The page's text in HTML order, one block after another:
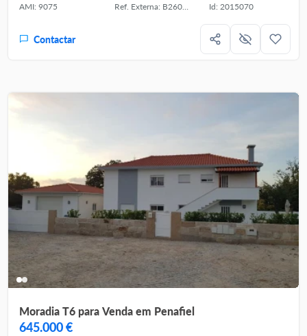
AMI: 9075
Ref. Externa: B260022 Id: 2015070
Contactar
Moradia T6 para Venda em Penafiel
645.000 €